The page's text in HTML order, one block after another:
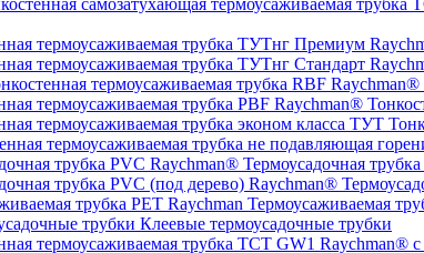
Термоусадочная
Термоусаживаемая
Клеевые термоусадочные трубки